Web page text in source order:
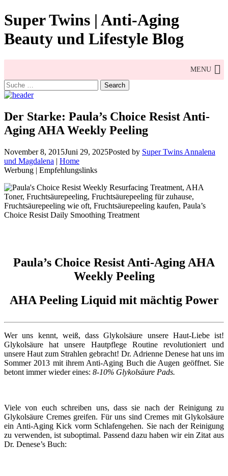
Skip
to
content
Super Twins | Anti-Aging
Beauty und Lifestyle Blog
MENU
Search
for:
Der Starke: Paula’s Choice Resist Anti-
Aging AHA Weekly Peeling
November 8, 2015Juni 29, 2025Posted by Super Twins Annalena
und Magdalena | Home
Werbung | Empfehlungslinks
Paula’s Choice Resist Anti-Aging AHA
Weekly Peeling
AHA Peeling Liquid mit mächtig Power
Wer uns kennt, weiß, dass Glykolsäure unsere Haut-Liebe ist!
Glykolsäure hat unsere Hautpflege Routine revolutioniert und
unsere Haut zum Strahlen gebracht! Dr. Adrienne Denese hat uns im
Sommer 2013 mit ihrem Anti-Aging Buch die Augen geöffnet. Sie
betont immer wieder eines: 8-10% Glykolsäure Pads.
Viele von euch schreiben uns, dass sie nach der Reinigung zu
Glykolsäure Cremes greifen. Für uns sind Cremes mit Glykolsäure
ein Anti-Aging Kick vorm Schlafengehen. Sie nach der Reinigung
zu verwenden, ist suboptimal. Passend dazu haben wir ein Zitat aus
Dr. Denese’s Buch: